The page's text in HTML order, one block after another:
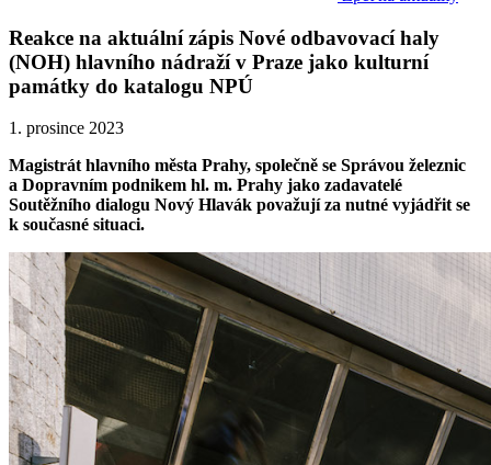
Reakce na aktuální zápis Nové odbavovací haly
(NOH) hlavního nádraží v Praze jako kulturní
památky do katalogu NPÚ
1. prosince 2023
Magistrát hlavního města Prahy, společně se Správou železnic
a Dopravním podnikem hl. m. Prahy jako zadavatelé
Soutěžního dialogu Nový Hlavák považují za nutné vyjádřit se
k současné situaci.